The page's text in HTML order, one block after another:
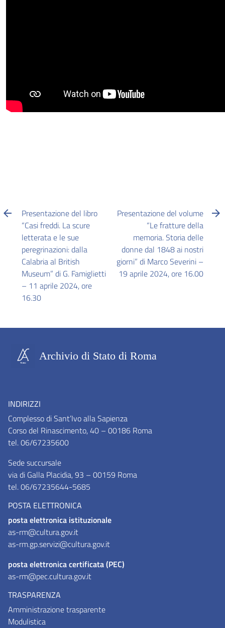
Presentazione del libro
“Casi freddi. La scure
letterata e le sue
peregrinazioni: dalla
Calabria al British
Museum” di G. Famiglietti
– 11 aprile 2024, ore
16.30
Presentazione del volume
“Le fratture della
memoria. Storia delle
donne dal 1848 ai nostri
giorni” di Marco Severini –
19 aprile 2024, ore 16.00
Archivio di Stato di Roma
INDIRIZZI
Complesso di Sant’Ivo alla Sapienza
Corso del Rinascimento, 40 – 00186 Roma
tel. 06/67235600
Sede succursale
via di Galla Placidia, 93 – 00159 Roma
tel. 06/67235644-5685
POSTA ELETTRONICA
posta elettronica istituzionale
as-rm@cultura.gov.it
as-rm.gp.servizi@cultura.gov.it
posta elettronica certificata (PEC)
as-rm@pec.cultura.gov.it
TRASPARENZA
Amministrazione trasparente
Modulistica